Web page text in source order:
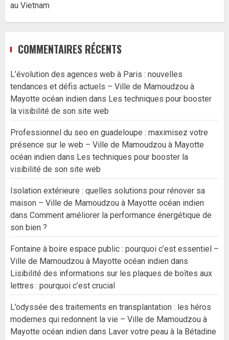
au Vietnam
COMMENTAIRES RÉCENTS
L’évolution des agences web à Paris : nouvelles
tendances et défis actuels – Ville de Mamoudzou à
Mayotte océan indien dans Les techniques pour booster
la visibilité de son site web
Professionnel du seo en guadeloupe : maximisez votre
présence sur le web – Ville de Mamoudzou à Mayotte
océan indien dans Les techniques pour booster la
visibilité de son site web
Isolation extérieure : quelles solutions pour rénover sa
maison – Ville de Mamoudzou à Mayotte océan indien
dans Comment améliorer la performance énergétique de
son bien ?
Fontaine à boire espace public : pourquoi c’est essentiel –
Ville de Mamoudzou à Mayotte océan indien dans
Lisibilité des informations sur les plaques de boîtes aux
lettres : pourquoi c’est crucial
L’odyssée des traitements en transplantation : les héros
modernes qui redonnent la vie – Ville de Mamoudzou à
Mayotte océan indien dans Laver votre peau à la Bétadine